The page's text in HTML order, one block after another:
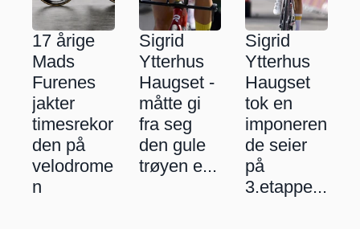
17 årige
Mads
Furenes
jakter
timesrekor
den på
velodrome
n
Sigrid
Ytterhus
Haugset -
måtte gi
fra seg
den gule
trøyen e...
Sigrid
Ytterhus
Haugset
tok en
imponeren
de seier
på
3.etappe...